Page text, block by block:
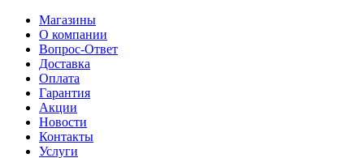
Магазины
О компании
Вопрос-Ответ
Доставка
Оплата
Гарантия
Акции
Новости
Контакты
Услуги